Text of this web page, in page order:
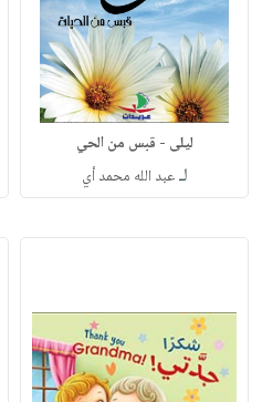
ليلى - قبس من الحي
لـعبد الله محمد أي